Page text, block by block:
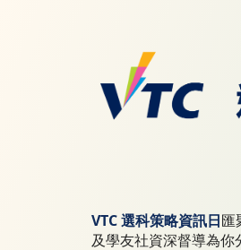
VTC 選科策略資訊日 匯
及學友社資深督導為你